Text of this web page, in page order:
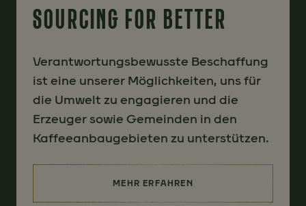
SOURCING FOR BETTER
Verantwortungsbewusste Beschaffung
ist eine unserer Möglichkeiten, uns für
die Umwelt zu engagieren und die
Erzeuger sowie Gemeinden in den
Kaffeeanbaugebieten zu unterstützen.
MEHR ERFAHREN